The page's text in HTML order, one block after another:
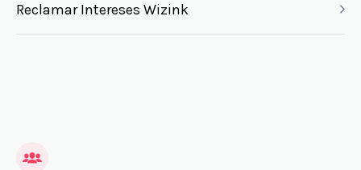
Reclamar Intereses Wizink